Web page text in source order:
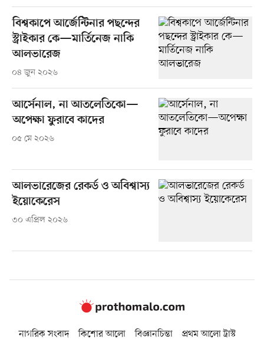
বিশ্বকাপে আর্জেন্টিনার পছন্দের
স্ট্রাইকার কে—মার্তিনেজ নাকি
আলভারেজ
০৪ জুন ২০২৬
আর্সেনাল, না আতলেতিকো—
অপেক্ষা ফুরাবে কাদের
০৫ মে ২০২৬
আলভারেজের রেকর্ড ও অবিশ্বাস্য
ইয়োকেরেস
৩০ এপ্রিল ২০২৬
নাগরিক সংবাদ কিশোর আলো বিজ্ঞানচিন্তা
প্রথম আলো ট্রাস্ট